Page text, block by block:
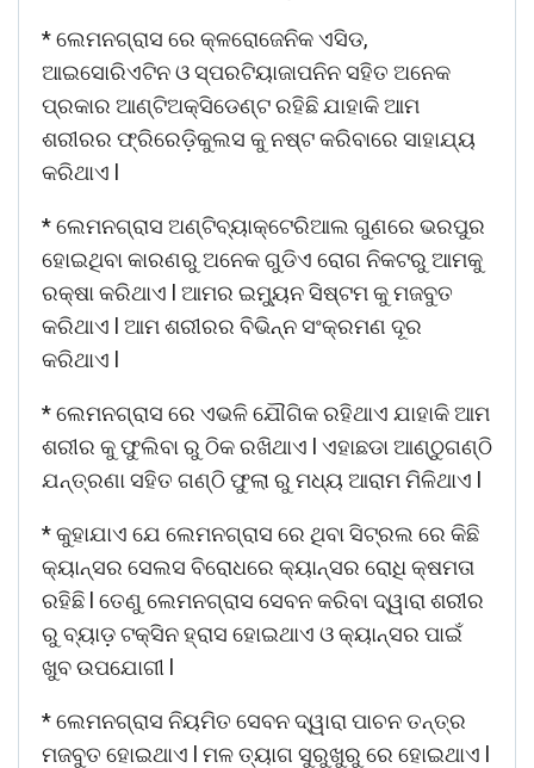
* ଲେମନଗ୍ରାସ ରେ କ୍ଳରୋଜେନିକ ଏସିଡ,
ଆଇସୋରିଏଟିନ ଓ ସ୍ପରଟିୟାଜାପନିନ ସହିତ ଅନେକ
ପ୍ରକାର ଆଣ୍ଟିଅକ୍ସିଡେଣ୍ଟ ରହିଛି ଯାହାକି ଆମ
ଶରୀରର ଫ୍ରିରେଡ଼ିକୁଲସ କୁ ନଷ୍ଟ କରିବାରେ ସାହାଯ୍ୟ
କରିଥାଏ l
* ଲେମନଗ୍ରାସ ଅଣ୍ଟିବ୍ୟାକ୍ଟେରିଆଲ ଗୁଣରେ ଭରପୁର
ହୋଇଥିବା କାରଣରୁ ଅନେକ ଗୁଡିଏ ରୋଗ ନିକଟରୁ ଆମକୁ
ରକ୍ଷା କରିଥାଏ l ଆମର ଇମ୍ୟୁନ ସିଷ୍ଟମ କୁ ମଜବୁତ
କରିଥାଏ l ଆମ ଶରୀରର ବିଭିନ୍ନ ସଂକ୍ରମଣ ଦୂର
କରିଥାଏ l
* ଲେମନଗ୍ରାସ ରେ ଏଭଳି ଯୌଗିକ ରହିଥାଏ ଯାହାକି ଆମ
ଶରୀର କୁ ଫୁଲିବା ରୁ ଠିକ ରଖିଥାଏ l ଏହାଛଡା ଆଣ୍ଠୁଗଣ୍ଠି
ଯନ୍ତ୍ରଣା ସହିତ ଗଣ୍ଠି ଫୁଲା ରୁ ମଧ୍ୟ ଆରାମ ମିଳିଥାଏ l
* କୁହାଯାଏ ଯେ ଲେମନଗ୍ରାସ ରେ ଥିବା ସିଟ୍ରଲ ରେ କିଛି
କ୍ୟାନ୍ସର ସେଲସ ବିରୋଧରେ କ୍ୟାନ୍ସର ରୋଧି କ୍ଷମତା
ରହିଛି l ତେଣୁ ଲେମନଗ୍ରାସ ସେବନ କରିବା ଦ୍ୱାରା ଶରୀର
ରୁ ବ୍ୟାଡ଼ ଟକ୍ସିନ ହ୍ରାସ ହୋଇଥାଏ ଓ କ୍ୟାନ୍ସର ପାଇଁ
ଖୁବ ଉପଯୋଗୀ l
* ଲେମନଗ୍ରାସ ନିୟମିତ ସେବନ ଦ୍ୱାରା ପାଚନ ତନ୍ତ୍ର
ମଜବୁତ ହୋଇଥାଏ l ମଳ ତ୍ୟାଗ ସୁରୁଖୁରୁ ରେ ହୋଇଥାଏ l